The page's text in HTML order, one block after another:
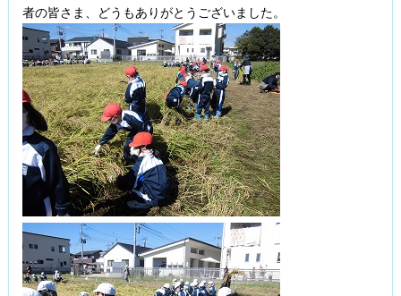
者の皆さま、どうもありがとうございました。